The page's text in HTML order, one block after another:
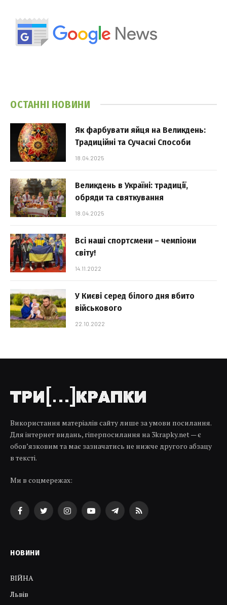
ОСТАННІ НОВИНИ
Як фарбувати яйця на Великдень:
Традиційні та Сучасні Способи
18.04.2025
Великдень в Україні: традиції,
обряди та святкування
18.04.2025
Всі наші спортсмени – чемпіони
світу!
14.11.2022
У Києві серед білого дня вбито
військового
22.10.2022
Використання матеріалів сайту лише за умови посилання.
Для інтернет видань, гіперпосилання на 3krapky.net — є
обов’язковим та має зазначатись не нижче другого абзацу
в тексті.
Ми в соцмережах:
FacebookTwitterInstagramYouTubeTelegramRSS
НОВИНИ
ВІЙНА
Львів